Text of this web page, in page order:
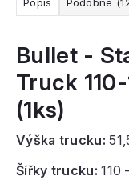
Popis Podobné
Bullet -
Truck
(1ks)
Výška trucku:
Šířky trucku: 110